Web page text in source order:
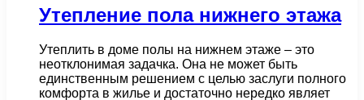
Утепление пола нижнего этажа
Утеплить в доме полы на нижнем этаже – это
неотклонимая задачка. Она не может быть
единственным решением с целью заслуги полного
комфорта в жилье и достаточно нередко являет